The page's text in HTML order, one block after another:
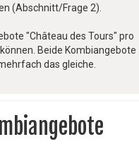
(Abschnitt/Frage 2).
"Château des Tours" pro
Beide Kombiangebote
das gleiche.